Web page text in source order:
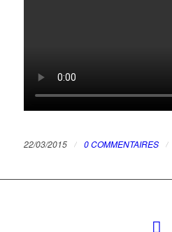
22/03/2015 / 0 COMMENTAIRES /